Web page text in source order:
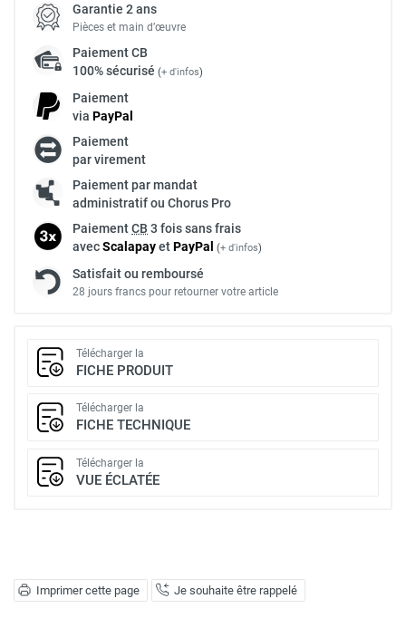
Imprimer cette page Je souhaite être rappelé
Garantie 2 ans
Pièces et main d’œuvre
PaiementCB
100% sécurisé (+ d'infos)
Paiement
via PayPal
Paiement
par virement
Paiement par mandat
administratif ou Chorus Pro
PaiementCB 3 fois sans frais
avecScalapayetPayPal (+ d'infos)
Satisfait ou remboursé
28 jours francs pour retourner votre article
Télécharger la
FICHE PRODUIT
Télécharger la
FICHE TECHNIQUE
Télécharger la
VUE ÉCLATÉE